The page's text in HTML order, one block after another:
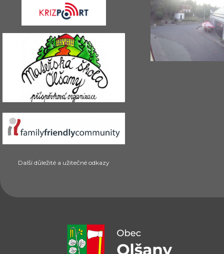
Další důležité a užitečné odkazy